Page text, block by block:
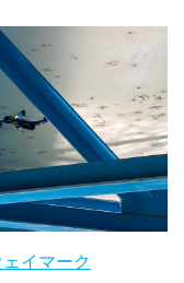
イマーク